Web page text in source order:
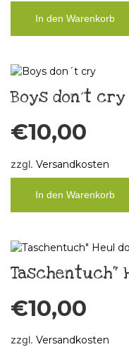
In den Warenkorb
Boys don´t cry
€10,00
zzgl. Versandkosten
In den Warenkorb
Taschentuch“
€10,00
zzgl. Versandkosten